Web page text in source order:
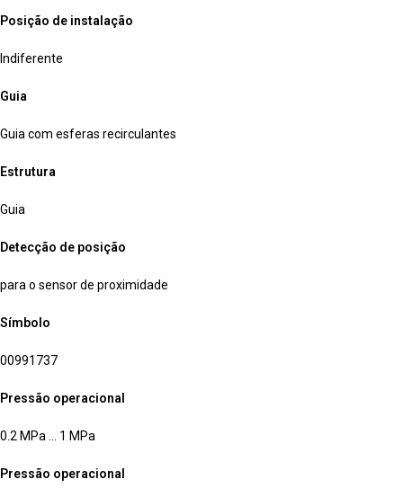
Posição de instalação
Indiferente
Guia
Guia com esferas recirculantes
Estrutura
Guia
Detecção de posição
para o sensor de proximidade
Símbolo
00991737
Pressão operacional
0.2 MPa … 1 MPa
Pressão operacional